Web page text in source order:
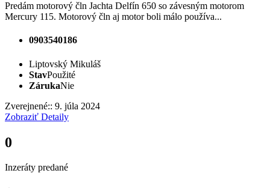
Predám motorový čln Jachta Delfín 650 so závesným motorom
Mercury 115. Motorový čln aj motor boli málo používa...
0903540186
Liptovský Mikuláš
StavPoužité
ZárukaNie
Zverejnené:: 9. júla 2024
Zobraziť Detaily
0
Inzeráty predané